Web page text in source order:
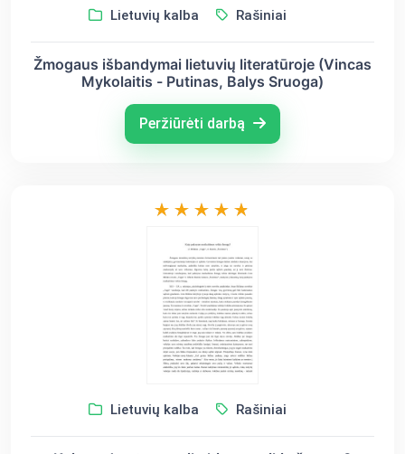
Lietuvių kalba Rašiniai
Žmogaus išbandymai lietuvių literatūroje (Vincas
Mykolaitis - Putinas, Balys Sruoga)
Peržiūrėti darbą
Lietuvių kalba Rašiniai